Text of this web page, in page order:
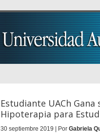
Estudiante UACh
Hipoterapia para
30 septiembre 2019 | Por Gabriela